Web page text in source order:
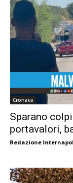
Cronaca
Sparano
portavalori,
Redazione